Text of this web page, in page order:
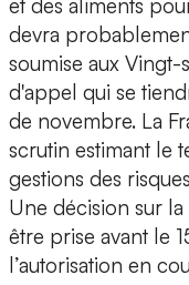
et des aliments
devra
soumise aux Vingt-
d'appel qui se
de novembre. La
scrutin estimant le
gestions des
Une décision sur
être prise avant le
l’autorisation en